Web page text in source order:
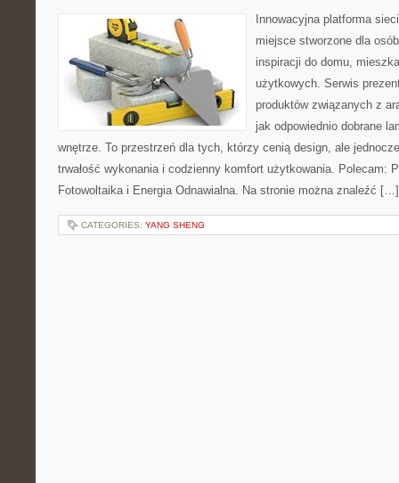
Innowacyjna platforma
miejsce stworzone dla
inspiracji do domu,
użytkowych. Serwis
produktów związanych z
jak odpowiednio dobrane
wnętrze. To przestrzeń dla tych, którzy cenią design, ale
trwałość wykonania i codzienny komfort użytkowania. Polecam:
Fotowoltaika i Energia Odnawialna. Na stronie można znaleźć […]
CATEGORIES: YANG SHENG